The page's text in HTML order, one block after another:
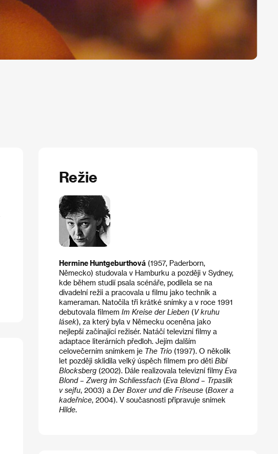
Režie
Hermine Huntgeburthová(1957, Paderborn,
Německo) studovala v Hamburku a později v Sydney,
kde během studií psala scénáře, podílela se na
divadelní režii a pracovala u filmu jako technik a
kameraman. Natočila tři krátké snímky a v roce 1991
debutovala filmem Im Kreise der Lieben(V kruhu
lásek), za který byla v Německu oceněna jako
nejlepší začínající režisér. Natáčí televizní filmy a
adaptace literárních předloh. Jejím dalším
celovečerním snímkem je The Trio(1997). O několik
let později sklidila velký úspěch filmem pro děti Bibi
Blocksberg(2002). Dále realizovala televizní filmy Eva
Blond – Zwerg im Schliessfach(Eva Blond – Trpaslík
v sejfu, 2003) a Der Boxer und die Friseuse(Boxer a
kadeřnice, 2004). V současnosti připravuje snímek
Hilde.